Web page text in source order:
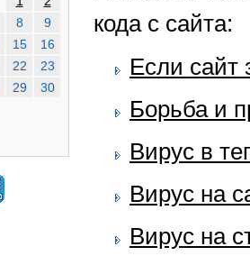
8
9
15
16
22
23
29
30
кода с сайта:
Если сайт
Борьба и
Вирус в
Вирус на
Вирус на